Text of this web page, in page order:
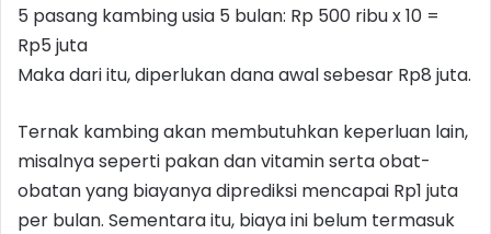
5 pasang kambing usia 5 bulan: Rp 500 ribu x 10 =
Rp5 juta
Maka dari itu, diperlukan dana awal sebesar Rp8 juta.
Ternak kambing akan membutuhkan keperluan lain,
misalnya seperti pakan dan vitamin serta obat-
obatan yang biayanya diprediksi mencapai Rp1 juta
per bulan. Sementara itu, biaya ini belum termasuk